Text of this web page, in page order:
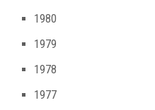
1980
1979
1978
1977